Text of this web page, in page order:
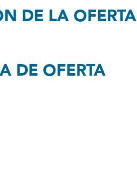
DE LA OFERTA
DE OFERTA